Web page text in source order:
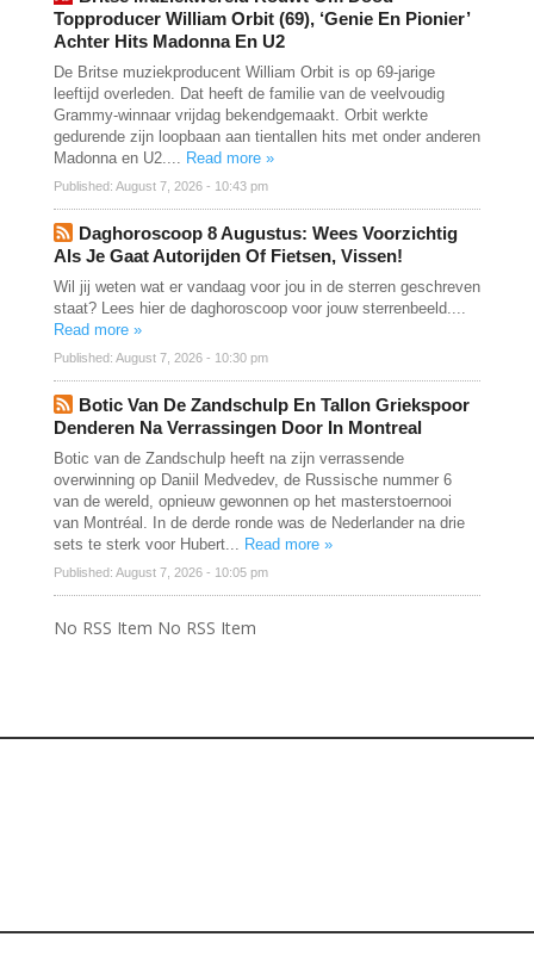
Topproducer William Orbit (69), ‘genie En Pionier’
Achter Hits Madonna En U2
De Britse muziekproducent William Orbit is op 69-jarige
leeftijd overleden. Dat heeft de familie van de veelvoudig
Grammy-winnaar vrijdag bekendgemaakt. Orbit werkte
gedurende zijn loopbaan aan tientallen hits met onder anderen
Madonna en U2....
Read more »
Published: August 7, 2026 - 10:43 pm
Daghoroscoop 8 Augustus: Wees Voorzichtig
Als Je Gaat Autorijden Of Fietsen, Vissen!
Wil jij weten wat er vandaag voor jou in de sterren geschreven
staat? Lees hier de daghoroscoop voor jouw sterrenbeeld....
Read more »
Published: August 7, 2026 - 10:30 pm
Botic Van De Zandschulp En Tallon Griekspoor
Denderen Na Verrassingen Door In Montreal
Botic van de Zandschulp heeft na zijn verrassende
overwinning op Daniil Medvedev, de Russische nummer 6
van de wereld, opnieuw gewonnen op het masterstoernooi
van Montréal. In de derde ronde was de Nederlander na drie
sets te sterk voor Hubert...
Read more »
Published: August 7, 2026 - 10:05 pm
No RSS Item No RSS Item